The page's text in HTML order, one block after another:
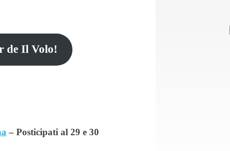
de Il Volo!
– Posticipati al 29 e 30